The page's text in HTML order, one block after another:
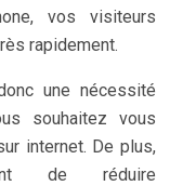
vos visiteurs
rapidement.
une nécessité
souhaitez vous
internet. De plus,
de réduire